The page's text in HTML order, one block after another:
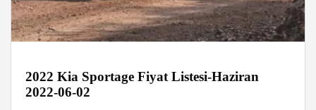
2022 Kia Sportage Fiyat Listesi-Haziran
2022-06-02